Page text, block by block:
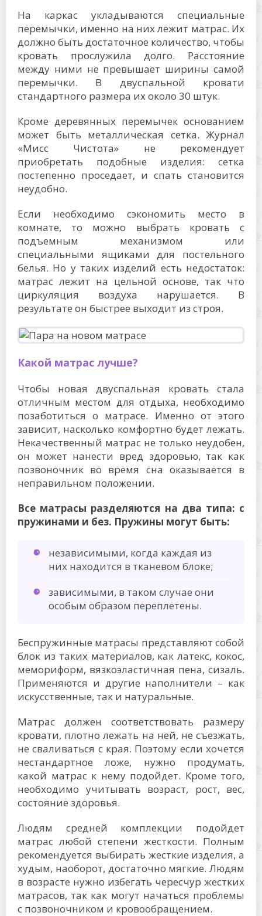
На каркас укладываются специальные
перемычки, именно на них лежит матрас. Их
должно быть достаточное количество, чтобы
кровать прослужила долго. Расстояние
между ними не превышает ширины самой
перемычки. В двуспальной кровати
стандартного размера их около 30 штук.
Кроме деревянных перемычек основанием
может быть металлическая сетка. Журнал
«Мисс Чистота» не рекомендует
приобретать подобные изделия: сетка
постепенно проседает, и спать становится
неудобно.
Если необходимо сэкономить место в
комнате, то можно выбрать кровать с
подъемным механизмом или
специальными ящиками для постельного
белья. Но у таких изделий есть недостаток:
матрас лежит на цельной основе, так что
циркуляция воздуха нарушается. В
результате он быстрее выходит из строя.
Какой матрас лучше?
Чтобы новая двуспальная кровать стала
отличным местом для отдыха, необходимо
позаботиться о матрасе. Именно от этого
зависит, насколько комфортно будет лежать.
Некачественный матрас не только неудобен,
он может нанести вред здоровью, так как
позвоночник во время сна оказывается в
неправильном положении.
Все матрасы разделяются на два типа: с
пружинами и без. Пружины могут быть:
независимыми, когда каждая из
них находится в тканевом блоке;
зависимыми, в таком случае они
особым образом переплетены.
Беспружинные матрасы представляют собой
блок из таких материалов, как латекс, кокос,
мемориформ, вязкоэластичная пена, сизаль.
Применяются и другие наполнители – как
искусственные, так и натуральные.
Матрас должен соответствовать размеру
кровати, плотно лежать на ней, не съезжать,
не сваливаться с края. Поэтому если хочется
нестандартное ложе, нужно продумать,
какой матрас к нему подойдет. Кроме того,
необходимо учитывать возраст, рост, вес,
состояние здоровья.
Людям средней комплекции подойдет
матрас любой степени жесткости. Полным
рекомендуется выбирать жесткие изделия, а
худым, наоборот, достаточно мягкие. Людям
в возрасте нужно избегать чересчур жестких
матрасов, так как могут начаться проблемы
с позвоночником и кровообращением.